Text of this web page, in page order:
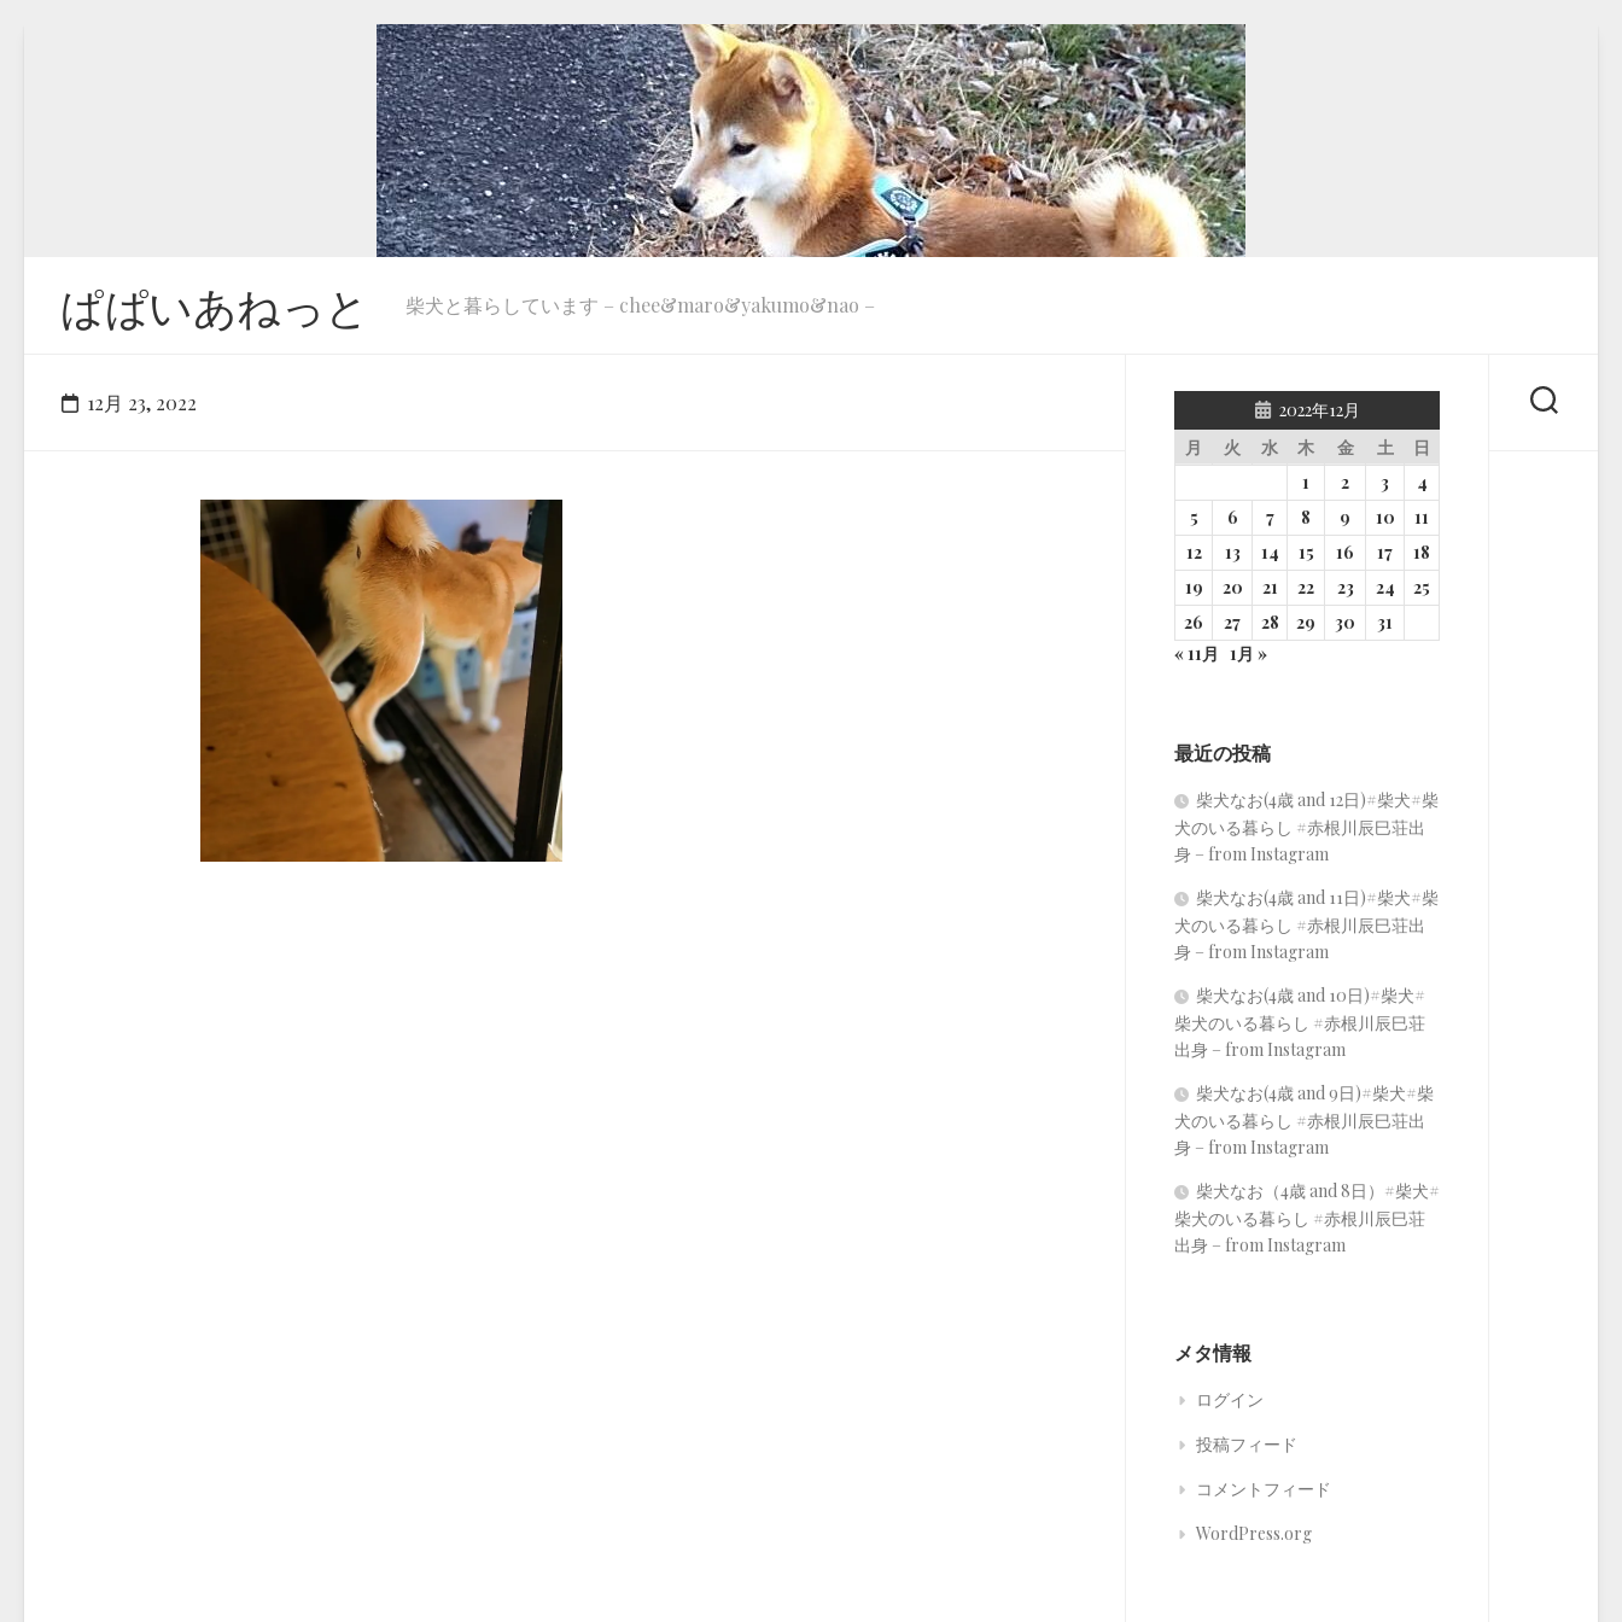
ぱぱいあねっと 柴犬と暮らしています – chee&maro&yakumo&nao –
12月 23, 2022
2022年12月
月
火 水 木 金 土
日
1
2 3
4
5
6 7 8 9 10
11
12
13 14 15 16 17
18
19
20 21 22 23 24
25
26
27 28 29 30
31
« 11月 1月 »
最近の投稿
柴犬なお(4歳 and 12日)#柴犬#柴
犬のいる暮らし #赤根川辰巳荘出
身 – from Instagram
柴犬なお(4歳 and 11日)#柴犬#柴
犬のいる暮らし #赤根川辰巳荘出
身 – from Instagram
柴犬なお(4歳 and 10日)#柴犬#
柴犬のいる暮らし #赤根川辰巳荘
出身 – from Instagram
柴犬なお(4歳 and 9日)#柴犬#柴
犬のいる暮らし #赤根川辰巳荘出
身 – from Instagram
柴犬なお（4歳 and 8日）#柴犬#
柴犬のいる暮らし #赤根川辰巳荘
出身 – from Instagram
メタ情報
ログイン
投稿フィード
コメントフィード
WordPress.org